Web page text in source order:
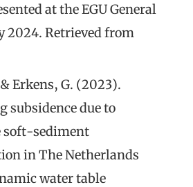
at the EGU General
2024. Retrieved from
Erkens, G. (2023).
subsidence due to
soft-sediment
in The Netherlands
water table